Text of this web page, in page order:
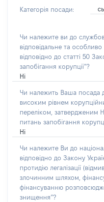
Категорія посади:
Чи належите ви до
відповідальне та
відповідно до статті 50
запобігання корупції”?
Ні
Чи належить Ваша посада
високим рівнем
переліком, затвердженим
питань запобігання
Ні
Чи належите Ви до
відповідно до Закону
протидію легалізації
злочинним шляхом,
фінансуванню
знищення”?